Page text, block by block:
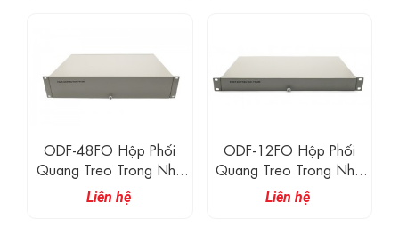
ODF-48FO Hộp Phối
Quang Treo Trong Nhà
48FO
Liên hệ
ODF-12FO Hộp Phối
Quang Treo Trong Nhà
12FO
Liên hệ